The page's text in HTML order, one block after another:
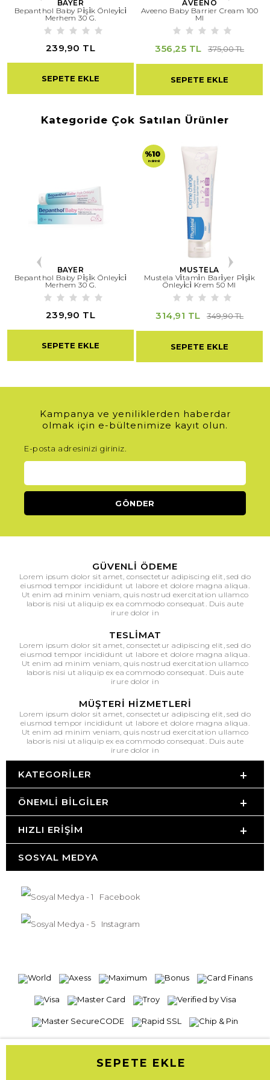
SEPETE EKLE
BAYER
Bepanthol Baby Pi̇şi̇k Önleyi̇ci̇
Merhem 30 G.
239,90 TL
SEPETE EKLE
AVEENO
Aveeno Baby Barrier Cream 100
Ml
356,25 TL 375,00 TL
SEPETE EKLE
Kategoride Çok Satılan Ürünler
BAYER
Bepanthol Baby Pi̇şi̇k Önleyi̇ci̇
Merhem 30 G.
239,90 TL
SEPETE EKLE
%10
indirimli
MUSTELA
Mustela Vi̇tami̇n Bari̇yer Pi̇şi̇k
Önleyi̇ci̇ Krem 50 Ml
314,91 TL 349,90 TL
SEPETE EKLE
Kampanya ve yeniliklerden haberdar
olmak için e-bültenimize kayıt olun.
E-posta adresinizi giriniz.
GÜVENLI ÖDEME
Lorem ipsum dolor sit amet, consectetur adipiscing elit, sed do
eiusmod tempor incididunt ut labore et dolore magna aliqua.
Ut enim ad minim veniam, quis nostrud exercitation ullamco
laboris nisi ut aliquip ex ea commodo consequat. Duis aute
irure dolor in
TESLIMAT
Lorem ipsum dolor sit amet, consectetur adipiscing elit, sed do
eiusmod tempor incididunt ut labore et dolore magna aliqua.
Ut enim ad minim veniam, quis nostrud exercitation ullamco
laboris nisi ut aliquip ex ea commodo consequat. Duis aute
irure dolor in
MÜŞTERI HIZMETLERI
Lorem ipsum dolor sit amet, consectetur adipiscing elit, sed do
eiusmod tempor incididunt ut labore et dolore magna aliqua.
Ut enim ad minim veniam, quis nostrud exercitation ullamco
laboris nisi ut aliquip ex ea commodo consequat. Duis aute
irure dolor in
KATEGORILER
ÖNEMLI BILGILER
HIZLI ERIŞIM
SOSYAL MEDYA
Facebook
Instagram